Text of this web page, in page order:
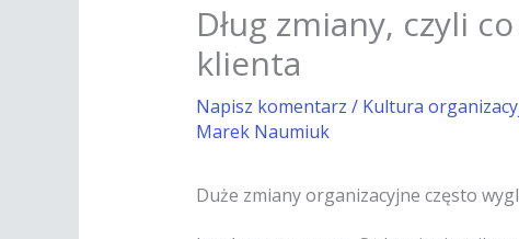
Dług zmiany, czyli
klienta
Napisz komentarz / Kultura
Marek Naumiuk
Duże zmiany organizacyjne często